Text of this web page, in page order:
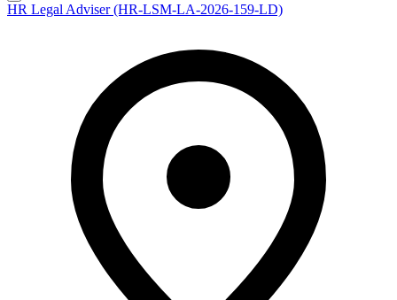
HR Legal Adviser (HR-LSM-LA-2026-159-LD)